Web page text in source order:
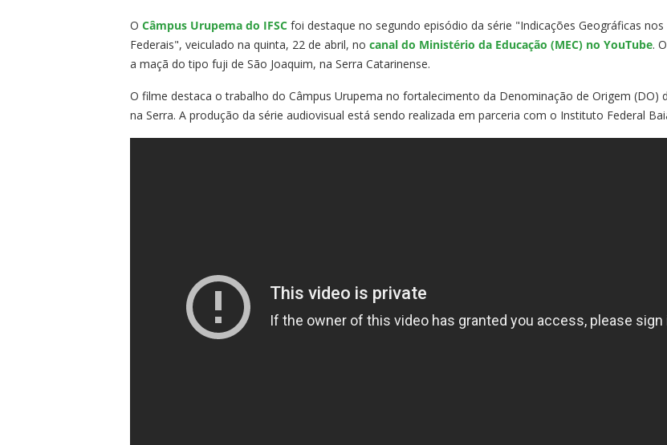
O Câmpus Urupema do IFSC foi destaque no segundo episódio da série "Indicações Geográficas
Federais", veiculado na quinta, 22 de abril, no canal do Ministério da Educação (MEC) no YouTube.
a maçã do tipo fuji de São Joaquim, na Serra Catarinense.
O filme destaca o trabalho do Câmpus Urupema no fortalecimento da Denominação de Origem (DO)
na Serra. A produção da série audiovisual está sendo realizada em parceria com o Instituto Federal